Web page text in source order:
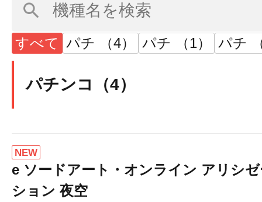
すべて パチ （4） パチ （1） パチ
パチンコ（4）
NEW
e ソードアート・オンライン アリシ
ション 夜空